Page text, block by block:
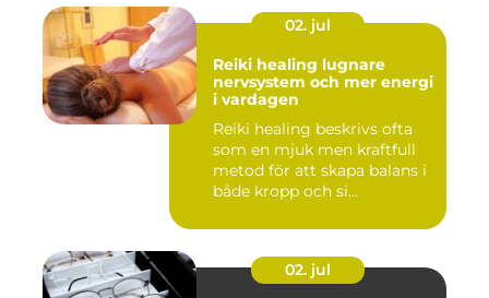
02. jul
Reiki healing lugnare
nervsystem och mer energi
i vardagen
Reiki healing beskrivs ofta
som en mjuk men kraftfull
metod för att skapa balans i
både kropp och si...
02. jul